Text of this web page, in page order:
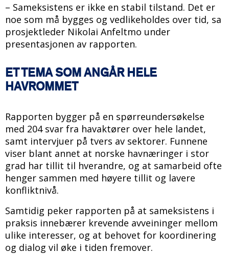
– Sameksistens er ikke en stabil tilstand. Det er
noe som må bygges og vedlikeholdes over tid, sa
prosjektleder Nikolai Anfeltmo under
presentasjonen av rapporten.
ET TEMA SOM ANGÅR HELE
HAVROMMET
Rapporten bygger på en spørreundersøkelse
med 204 svar fra havaktører over hele landet,
samt intervjuer på tvers av sektorer. Funnene
viser blant annet at norske havnæringer i stor
grad har tillit til hverandre, og at samarbeid ofte
henger sammen med høyere tillit og lavere
konfliktnivå.
Samtidig peker rapporten på at sameksistens i
praksis innebærer krevende avveininger mellom
ulike interesser, og at behovet for koordinering
og dialog vil øke i tiden fremover.